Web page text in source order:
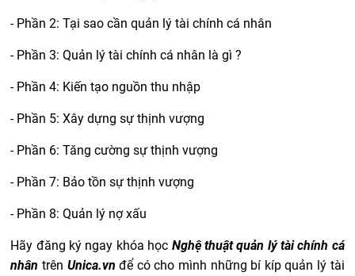
- Phần 2: Tại sao cần quản lý tài chính cá nhân
- Phần 3: Quản lý tài chính cá nhân là gì ?
- Phần 4: Kiến tạo nguồn thu nhập
- Phần 5: Xây dựng sự thịnh vượng
- Phần 6: Tăng cường sự thịnh vượng
- Phần 7: Bảo tồn sự thịnh vượng
- Phần 8: Quản lý nợ xấu
Hãy đăng ký ngay khóa học Nghệ thuật quản lý tài chính cá
nhân trên Unica.vn để có cho mình những bí kíp quản lý tài